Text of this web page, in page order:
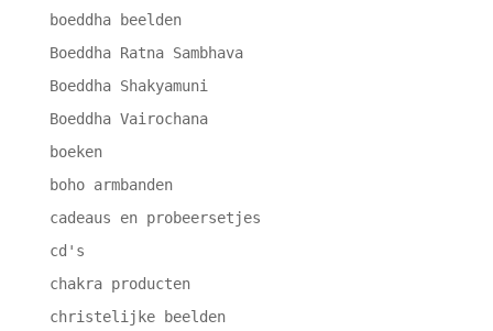
boeddha beelden
Boeddha Ratna Sambhava
Boeddha Shakyamuni
Boeddha Vairochana
boeken
boho armbanden
cadeaus en probeersetjes
cd's
chakra producten
christelijke beelden